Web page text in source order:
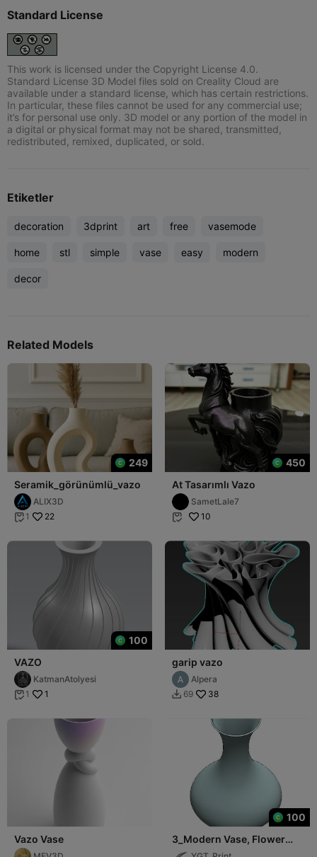
Standard License
This work is licensed under the Copyright License 4.0.
Standard License 3D Model files sold on Creality Cloud are
available under a standard license, which has certain restrictions.
In particular, these files cannot be used for any commercial use;
it’s for personal use only. 3D model or any portion of the model in
a digital or physical format may not be shared, transmitted,
redistributed, remixed, duplicated, or sold.
Etiketler
decoration 3dprint art free vasemode
home stl simple vase easy modern
decor
Related Models
249
Seramik_görünümlü_vazo
ALIX3D
 1 22
450
At Tasarımlı Vazo
SametLale7
 10
100
VAZO
KatmanAtolyesi
 1 1
garip vazo
Alpera
 69 38
Vazo Vase
100
3_Modern Vase, Flower
Pot, Vazo, Çiçeklik